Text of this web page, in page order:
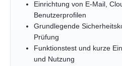
Einrichtung von E-Mail,
Benutzerprofilen
Grundlegende
Prüfung
Funktionstest und kurze
und Nutzung